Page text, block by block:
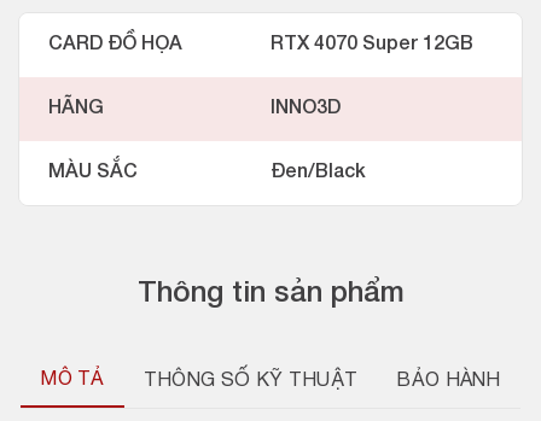
Thông tin sản phẩm
MÔ TẢ THÔNG SỐ KỸ THUẬT BẢO HÀNH
CARD ĐỒ HỌA RTX 4070 Super 12GB
HÃNG INNO3D
MÀU SẮC Đen/Black